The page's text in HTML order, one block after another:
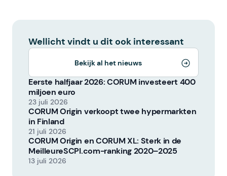
Wellicht vindt u dit ook interessant
Bekijk al het nieuws
Eerste halfjaar 2026: CORUM investeert 400
miljoen euro
23 juli 2026
CORUM Origin verkoopt twee hypermarkten
in Finland
21 juli 2026
CORUM Origin en CORUM XL: Sterk in de
MeilleureSCPI.com-ranking 2020–2025
13 juli 2026